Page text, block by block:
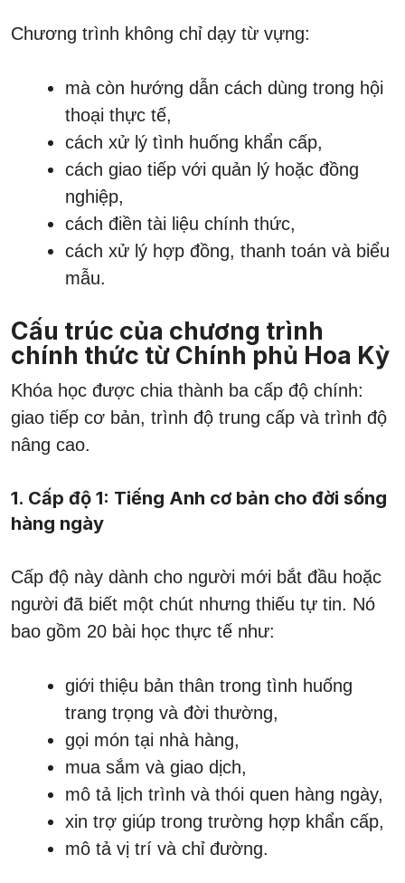
Chương trình không chỉ dạy từ vựng:
mà còn hướng dẫn cách dùng trong hội
thoại thực tế,
cách xử lý tình huống khẩn cấp,
cách giao tiếp với quản lý hoặc đồng
nghiệp,
cách điền tài liệu chính thức,
cách xử lý hợp đồng, thanh toán và biểu
mẫu.
Cấu trúc của chương trình
chính thức từ Chính phủ Hoa Kỳ
Khóa học được chia thành ba cấp độ chính:
giao tiếp cơ bản, trình độ trung cấp và trình độ
nâng cao.
1. Cấp độ 1: Tiếng Anh cơ bản cho đời sống
hàng ngày
Cấp độ này dành cho người mới bắt đầu hoặc
người đã biết một chút nhưng thiếu tự tin. Nó
bao gồm 20 bài học thực tế như:
giới thiệu bản thân trong tình huống
trang trọng và đời thường,
gọi món tại nhà hàng,
mua sắm và giao dịch,
mô tả lịch trình và thói quen hàng ngày,
xin trợ giúp trong trường hợp khẩn cấp,
mô tả vị trí và chỉ đường.